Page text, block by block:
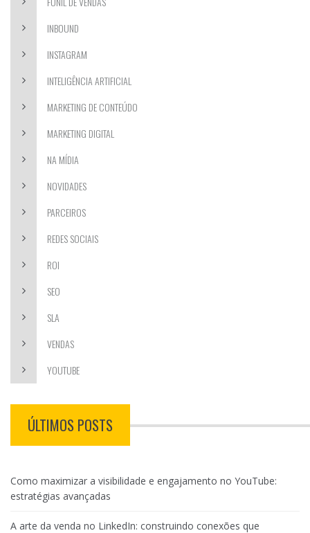
INBOUND
INSTAGRAM
INTELIGÊNCIA ARTIFICIAL
MARKETING DE CONTEÚDO
MARKETING DIGITAL
NA MÍDIA
NOVIDADES
PARCEIROS
REDES SOCIAIS
ROI
SEO
SLA
VENDAS
YOUTUBE
ÚLTIMOS POSTS
Como maximizar a visibilidade e engajamento no YouTube:
estratégias avançadas
A arte da venda no LinkedIn: construindo conexões que